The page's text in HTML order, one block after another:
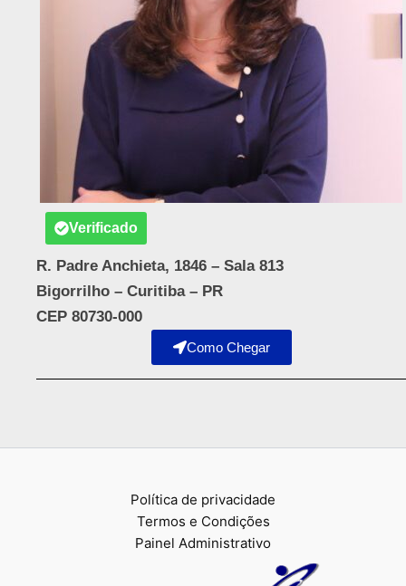
Verificado
R. Padre Anchieta, 1846 – Sala 813
Bigorrilho – Curitiba – PR
CEP 80730-000
Como Chegar
Política de privacidade
Termos e Condições
Painel Administrativo